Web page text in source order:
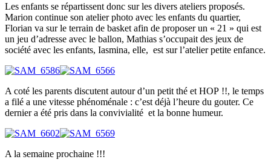
Les enfants se répartissent donc sur les divers ateliers proposés.
Marion continue son atelier photo avec les enfants du quartier,
Florian va sur le terrain de basket afin de proposer un « 21 » qui est
un jeu d’adresse avec le ballon, Mathias s’occupait des jeux de
société avec les enfants, Iasmina, elle, est sur l’atelier petite enfance.
A coté les parents discutent autour d’un petit thé et HOP !!, le temps
a filé a une vitesse phénoménale : c’est déjà l’heure du gouter. Ce
dernier a été pris dans la convivialité et la bonne humeur.
A la semaine prochaine !!!